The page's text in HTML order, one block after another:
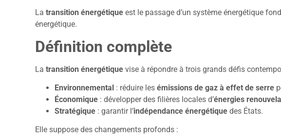
La transition énergétique est le passage d’un système énergétique
énergétique.
Définition complète
La transition énergétique vise à répondre à trois grands défis
Environnemental : réduire les émissions de gaz à effet de serre
Économique : développer des filières locales d’énergies
Stratégique : garantir l’indépendance énergétique des États.
Elle suppose des changements profonds :